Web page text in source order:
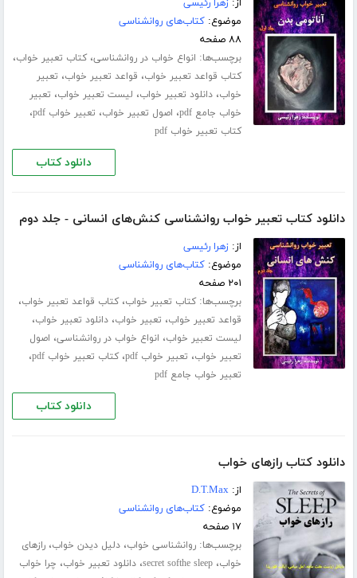
از:زهرا رئیسی
موضوع:کتاب‌های روانشناسی
۸۸ صفحه
برچسب‌ها: انواع خواب در روانشناسی،کتاب تعبیر خواب،
کتاب قواعد تعبیر خواب، قواعد تعبیر خواب، تعبیر
خواب،دانلود تعبیر خواب، لیست تعبیر خواب، تعبیر
خواب جامع pdf
، اصول تعبیر خواب، تعبیر خواب pdf ،
کتاب تعبیر خواب pdf
دانلود کتاب
دانلود کتاب تعبیر خواب روانشناسی کنش‌های انسانی - جلد دوم
از:زهرا رئیسی
موضوع:کتاب‌های روانشناسی
۲۰۱ صفحه
برچسب‌ها:کتاب تعبیر خواب،کتاب قواعد تعبیر خواب،
قواعد تعبیر خواب، تعبیر خواب،دانلود تعبیر خواب،
لیست تعبیر خواب، انواع خواب در روانشناسی، اصول
تعبیر خواب، تعبیر خواب pdf ،کتاب تعبیر خواب pdf ،
تعبیر خواب جامع pdf
دانلود کتاب
دانلود کتاب رازهای خواب
از:D.T.Max
موضوع:کتاب‌های روانشناسی
۱۷ صفحه
برچسب‌ها:روانشناسی خواب،دلیل دیدن خواب،رازهای
خواب،secret softhe sleep،دانلود تعبیر خواب، چرا خواب